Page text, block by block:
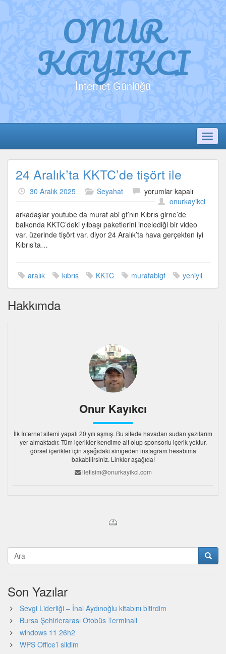
ONUR
KAYIKCI
İnternet Günlüğü
24 Aralık’ta KKTC’de tişört ile
30 Aralık 2025 Seyahat
24
Aralık’ta
KKTC’de
tişört
ile
yorumlar kapalı
onurkayikci
arkadaşlar youtube da murat abi gf’nın Kıbrıs girne’de
balkonda KKTC’deki yılbaşı paketlerini incelediği bir video
var. üzerinde tişört var. diyor 24 Aralık’ta hava gerçekten iyi
Kıbrıs’ta…
aralık kıbrıs KKTC muratabigf yeniyıl
Hakkımda
Onur Kayıkcı
İlk İnternet sitemi yapalı 20 yılı aşmış. Bu sitede havadan sudan yazılarım
yer almaktadır. Tüm içerikler kendime ait olup sponsorlu içerik yoktur.
görsel içerikler için aşağıdaki simgeden instagram hesabıma
bakabilirsiniz. Linkler aşağıda!
iletisim@onurkayikci.com
Son Yazılar
Sevgi Liderliği – İnal Aydınoğlu kitabını bitirdim
Bursa Şehirlerarası Otobüs Terminali
windows 11 26h2
WPS Office’i sildim